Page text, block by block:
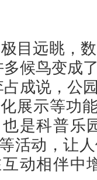
目远眺，
多候鸟变成
占成说，公
展示等功
是科普乐
活动，让
动相伴中